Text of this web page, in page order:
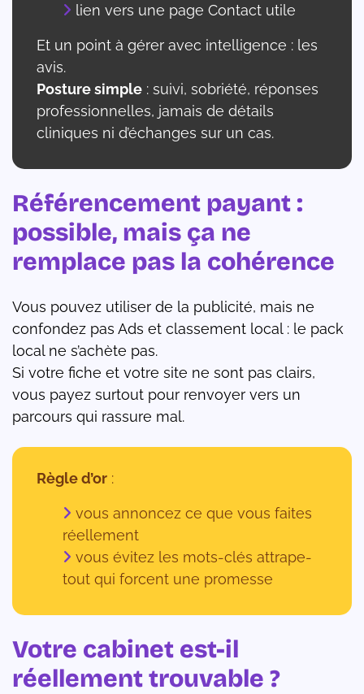
lien vers une page Contact utile
Et un point à gérer avec intelligence : les
avis.
Posture simple : suivi, sobriété, réponses
professionnelles, jamais de détails
cliniques ni d’échanges sur un cas.
Référencement payant :
possible, mais ça ne
remplace pas la cohérence
Vous pouvez utiliser de la publicité, mais ne
confondez pas Ads et classement local : le pack
local ne s’achète pas.
Si votre fiche et votre site ne sont pas clairs,
vous payez surtout pour renvoyer vers un
parcours qui rassure mal.
Règle d’or :
vous annoncez ce que vous faites
réellement
vous évitez les mots-clés attrape-
tout qui forcent une promesse
Votre cabinet est-il
réellement trouvable ?